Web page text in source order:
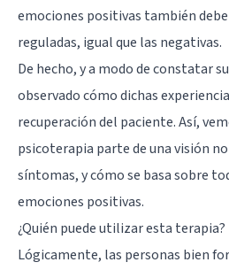
emociones positivas también
reguladas, igual que las negativas.
De hecho, y a modo de constatar
observado cómo dichas
recuperación del paciente. Así,
psicoterapia parte de una visión
síntomas, y cómo se basa sobre
emociones positivas.
¿Quién puede utilizar esta terapia?
Lógicamente, las personas bien